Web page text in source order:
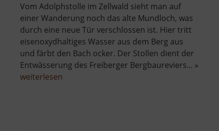
Vom Adolphstolle im Zellwald sieht man auf
einer Wanderung noch das alte Mundloch, was
durch eine neue Tür verschlossen ist. Hier tritt
eisenoxydhaltiges Wasser aus dem Berg aus
und färbt den Bach ocker. Der Stollen dient der
Entwässerung des Freiberger Bergbaureviers... »
weiterlesen